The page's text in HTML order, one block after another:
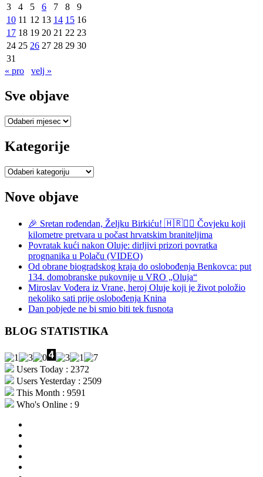
3
4 5 6 7 8
9
10 11 12 13 14 15 16
17 18 19 20 21 22 23
24 25 26 27 28 29 30
31
« pro
velj »
Sve objave
Sve
Kategorije
Kategorije
Nove objave
🎉 Sretan rođendan, Željku Birkiću! 🇭🇷🏃‍♂️ Čovjeku koji
kilometre pretvara u počast hrvatskim braniteljima
Povratak kući nakon Oluje: dirljivi prizori povratka
prognanika u Polaču (VIDEO)
Od obrane biogradskog kraja do oslobođenja Benkovca: put
134. domobranske pukovnije u VRO „Oluja“
Miroslav Vođera iz Vrane, heroj Oluje koji je život položio
nekoliko sati prije oslobođenja Knina
Dan pobjede ne bi smio biti tek fusnota
BLOG STATISTIKA
Users Today : 2372
Users Yesterday : 2509
This Month : 9591
Who's Online : 9